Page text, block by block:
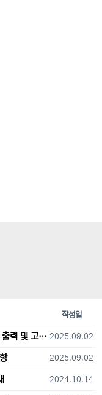
작성일
2025년도 제5회 한국중학생생물대회 수험표 출력 및 고사장 오시는 길 안내 2025.09.02
2025.09.02
2024.10.14